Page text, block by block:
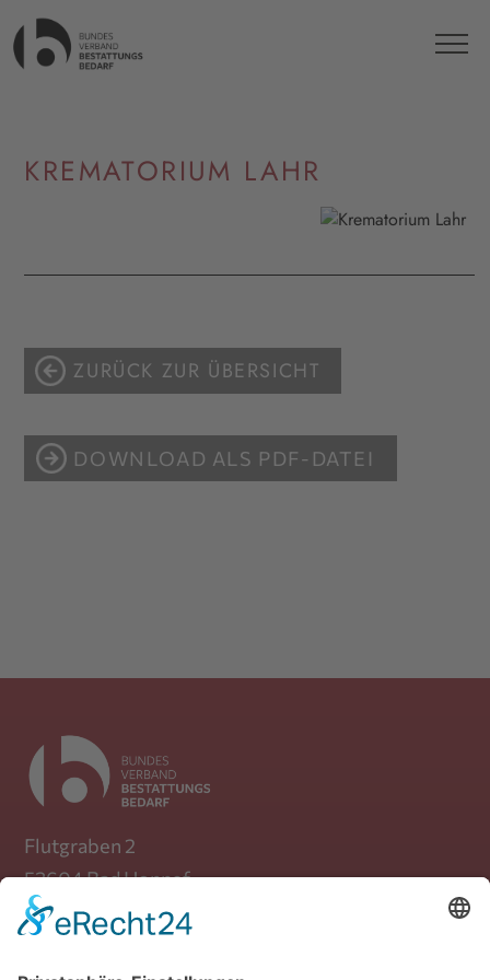
KREMATORIUM LAHR
ZURÜCK ZUR ÜBERSICHT
DOWNLOAD ALS PDF-DATEI
Flutgraben 2
53604 Bad Honnef
Telefon: +49 (0) 30 / 39 88 72 470